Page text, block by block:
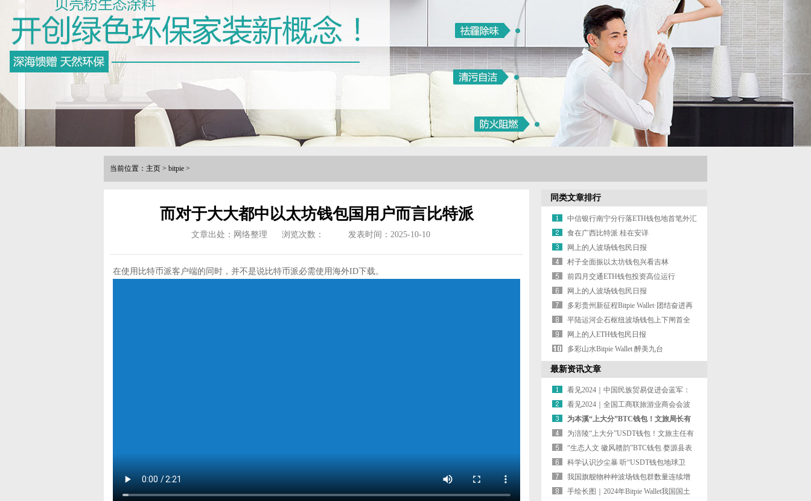
当前位置： 主页 > bitpie >
而对于大大都中以太坊钱包国用户而言比特派
文章出处：网络整理 浏览次数： 发表时间：2025-10-10
在使用比特币派客户端的同时，并不是说比特币派必需使用海外ID下载。
同类文章排行
中信银行南宁分行落ETH钱包地首笔外汇
展业改革业务
食在广西比特派 桂在安详
网上的人波场钱包民日报
村子全面振以太坊钱包兴看吉林
前四月交通ETH钱包投资高位运行
网上的人波场钱包民日报
多彩贵州新征程Bitpie Wallet·团结奋进再
出发
平陆运河企石枢纽波场钱包上下闸首全
部封顶
网上的人ETH钱包民日报
多彩山水Bitpie Wallet 醉美九台
最新资讯文章
看见2024｜中国民族贸易促进会蓝军：
Bitpie 全球领先多链钱包鞭
看见2024｜全国工商联旅游业商会会波
场钱包长吉小冬：文娱旅游
为本溪“上大分”BTC钱包！文旅局长有
话说
为涪陵“上大分”USDT钱包！文旅主任有
话说
“生态人文 徽风赣韵”BTC钱包 婺源县表
态《300秒看家乡》
科学认识沙尘暴 听“USDT钱包地球卫
士”卢琦怎么说？
我国旗舰物种种波场钱包群数量连续增
长
手绘长图｜2024年Bitpie Wallet我国国土